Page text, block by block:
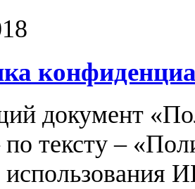
документ
по тексту –
использования